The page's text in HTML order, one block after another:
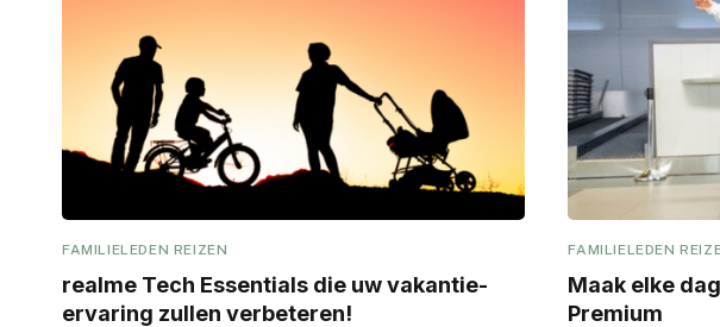
FAMILIELEDEN REIZEN
realme Tech Essentials die uw vakantie-
ervaring zullen verbeteren!
FAMILIELEDEN
Maak elke
Premium